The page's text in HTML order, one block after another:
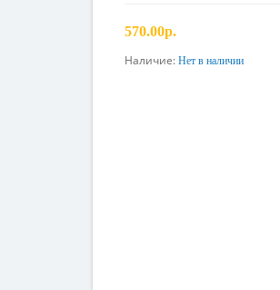
570.00р.
Предзаказ
Наличие: Нет в наличии